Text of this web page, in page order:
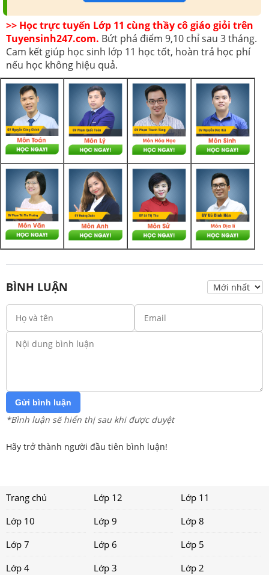
>> Học trực tuyến Lớp 11 cùng thầy cô giáo giỏi trên
Tuyensinh247.com. Bứt phá điểm 9,10 chỉ sau 3 tháng.
Cam kết giúp học sinh lớp 11 học tốt, hoàn trả học phí
nếu học không hiệu quả.
BÌNH LUẬN
Gửi bình luận
*Bình luận sẽ hiển thị sau khi được duyệt
Hãy trở thành người đầu tiên bình luận!
Trang chủ Lớp 12
Lớp 11
Lớp 10
Lớp 9
Lớp 8
Lớp 7
Lớp 6
Lớp 5
Lớp 4
Lớp 3 Lớp 2